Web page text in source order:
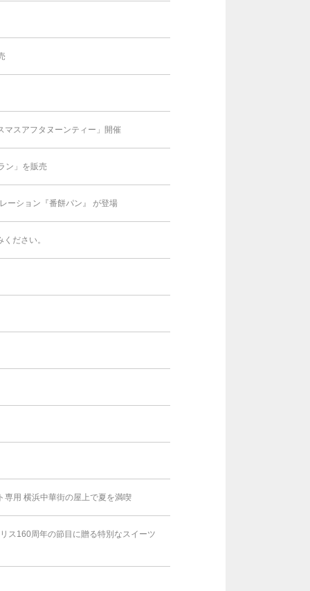
スアフタヌーンティー」開催
ン」を販売
ーション『番餅パン』 が登場
ださい。
用 横浜中華街の屋上で夏を満喫
ス160周年の節目に贈る特別なスイーツ